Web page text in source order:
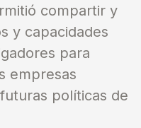
compartir y
y capacidades
para
empresas
políticas de